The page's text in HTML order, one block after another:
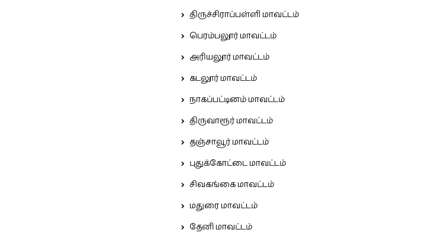
திருச்சிராப்பள்ளி மாவட்டம்
பெரம்பலூர் மாவட்டம்
அரியலூர் மாவட்டம்
கடலூர் மாவட்டம்
நாகப்பட்டினம் மாவட்டம்
திருவாரூர் மாவட்டம்
தஞ்சாவூர் மாவட்டம்
புதுக்கோட்டை மாவட்டம்
சிவகங்கை மாவட்டம்
மதுரை மாவட்டம்
தேனி மாவட்டம்